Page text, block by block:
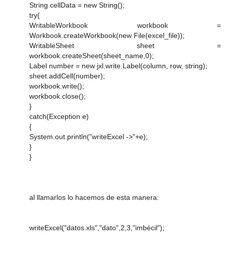
String cellData = new String();
try{
WritableWorkbook workbook =
Workbook.createWorkbook(new File(excel_file));
WritableSheet sheet =
workbook.createSheet(sheet_name,0);
Label number = new jxl.write.Label(column, row, string);
sheet.addCell(number);
workbook.write();
workbook.close();
}
catch(Exception e)
{
System.out.println("writeExcel ->"+e);
}
}
al llamarlos lo hacemos de esta manera:
writeExcel("datos.xls","dato",2,3,"imbécil");